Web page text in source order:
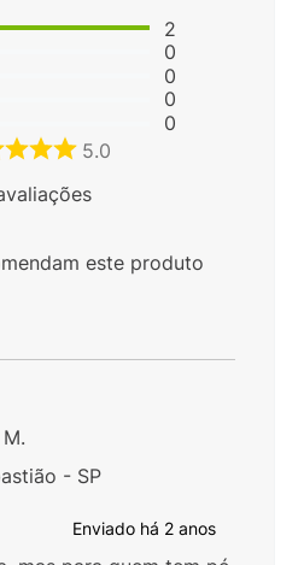
2
0
0
0
0
5.0
este produto
Enviado há 2 anos
- SP